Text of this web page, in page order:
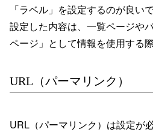
「ラベル」を設定するのが良い
設定した内容は、一覧ページや
ページ」として情報を使用する
URL（パーマリンク）
URL（パーマリンク）は設定が